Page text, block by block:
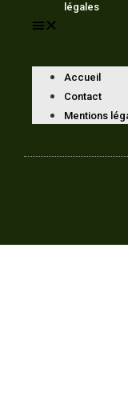
légales
Accueil
Contact
Mentions